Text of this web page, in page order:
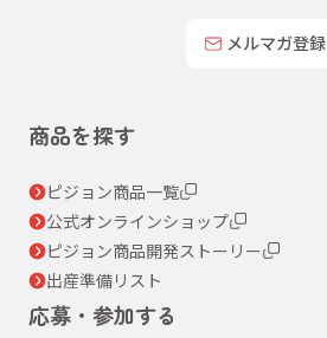
メルマガ登録
商品を探す
ピジョン商品一覧
公式オンラインショップ
ピジョン商品開発ストーリー
出産準備リスト
応募・参加する